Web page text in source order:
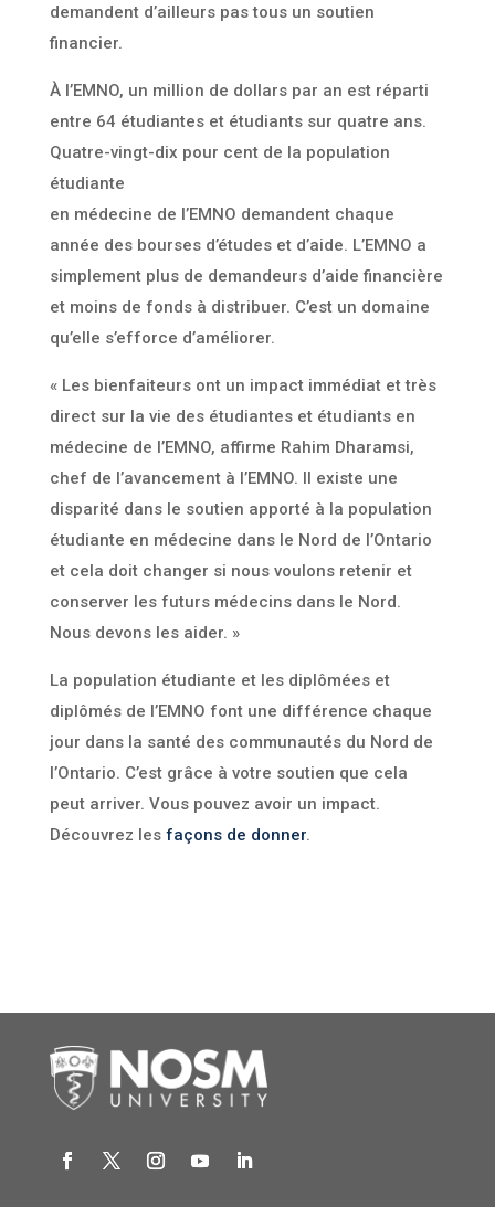
demandent d’ailleurs pas tous un soutien
financier.
À l’EMNO, un million de dollars par an est réparti
entre 64 étudiantes et étudiants sur quatre ans.
Quatre-vingt-dix pour cent de la population
étudiante
en médecine de l’EMNO demandent chaque
année des bourses d’études et d’aide. L’EMNO a
simplement plus de demandeurs d’aide financière
et moins de fonds à distribuer. C’est un domaine
qu’elle s’efforce d’améliorer.
« Les bienfaiteurs ont un impact immédiat et très
direct sur la vie des étudiantes et étudiants en
médecine de l’EMNO, affirme Rahim Dharamsi,
chef de l’avancement à l’EMNO. Il existe une
disparité dans le soutien apporté à la population
étudiante en médecine dans le Nord de l’Ontario
et cela doit changer si nous voulons retenir et
conserver les futurs médecins dans le Nord.
Nous devons les aider. »
La population étudiante et les diplômées et
diplômés de l’EMNO font une différence chaque
jour dans la santé des communautés du Nord de
l’Ontario. C’est grâce à votre soutien que cela
peut arriver. Vous pouvez avoir un impact.
Découvrez les façons de donner.